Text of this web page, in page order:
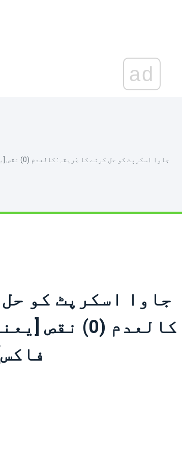
ad
جاوا اسکرپٹ کو حل کرنے کا طریقہ: کالعدم (0) نقص [یعنی ، کروم ، فائر فاکس] [منی ٹول نیوز]
جاوا اسکرپٹ کو
کالعدم (0)